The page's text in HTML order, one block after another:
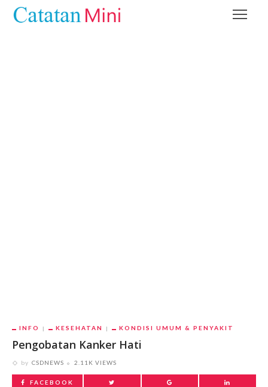
INFO KESEHATAN KONDISI UMUM & PENYAKIT
Pengobatan Kanker Hati
by CSDNEWS 2.11K VIEWS
FACEBOOK